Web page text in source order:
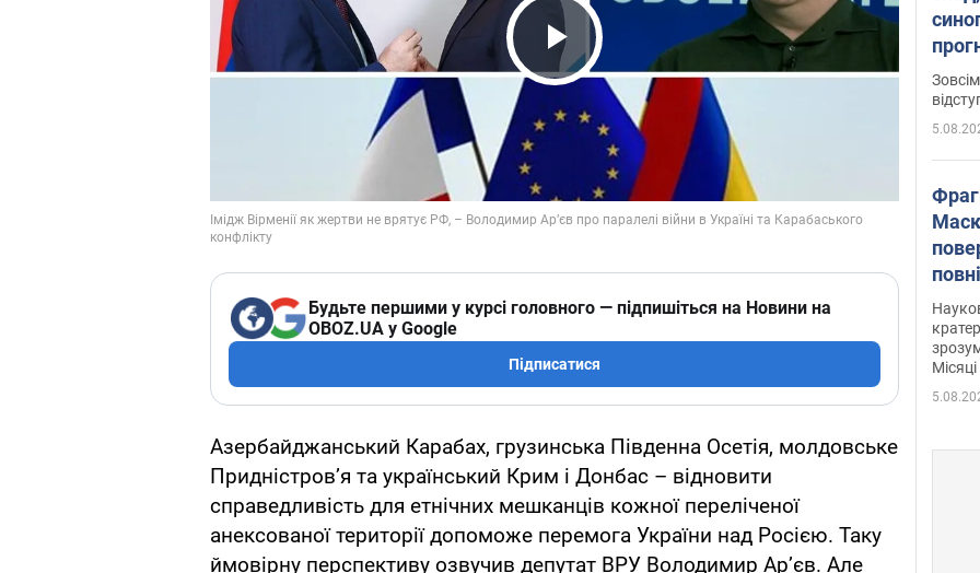
Play Video
Будьте першими у курсі головного — підпишіться на Новини на
OBOZ.UA у Google
Підписатися
Азербайджанський Карабах, грузинська Південна Осетія, молдовське
Придністров’я та український Крим і Донбас – відновити
справедливість для етнічних мешканців кожної переліченої
анексованої території допоможе перемога України над Росією. Таку
ймовірну перспективу озвучив депутат ВРУ Володимир Ар’єв. Але
усе
Місяці